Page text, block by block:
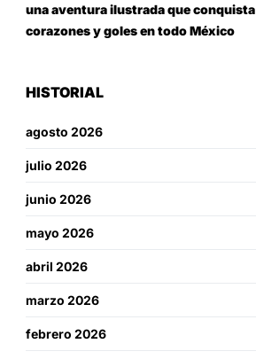
una aventura ilustrada que conquista
corazones y goles en todo México
HISTORIAL
agosto 2026
julio 2026
junio 2026
mayo 2026
abril 2026
marzo 2026
febrero 2026